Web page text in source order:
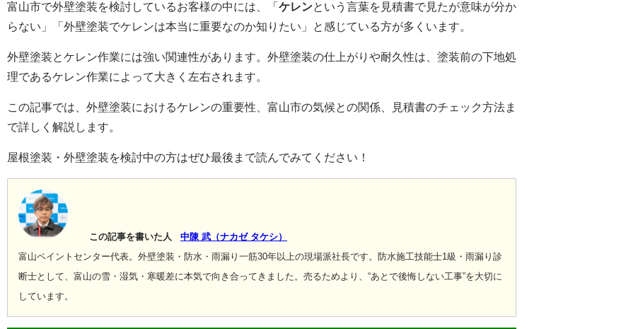
富山市で外壁塗装を検討しているお客様の中には、「 ケレンという言葉を見積書で見たが意味が分か
らない」「外壁塗装でケレンは本当に重要なのか知りたい」と感じている方が多くいます。
外壁塗装とケレン作業には強い関連性があります。外壁塗装の仕上がりや耐久性は、塗装前の下地処
理であるケレン作業によって大きく左右されます。
この記事では、外壁塗装におけるケレンの重要性、富山市の気候との関係、見積書のチェック方法ま
で詳しく解説します。
屋根塗装・外壁塗装を検討中の方はぜひ最後まで読んでみてください！
この記事を書いた人 中陳 武（ナカゼ タケシ）
富山ペイントセンター代表。外壁塗装・防水・雨漏り一筋30年以上の現場派社長です。 防水施工技能士1級・雨漏り診
断士として、富山の雪・湿気・寒暖差に本気で向き合ってきました。 売るためより、“あとで後悔しない工事”を大切に
しています。